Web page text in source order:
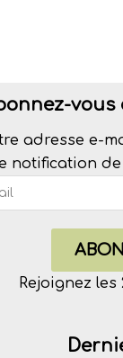
vous
adresse e-
notification
Rejoignez